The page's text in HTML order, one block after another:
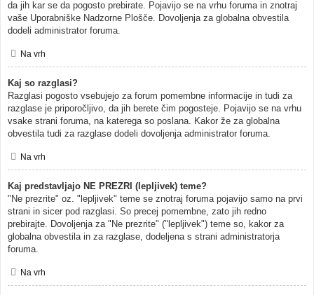
da jih kar se da pogosto prebirate. Pojavijo se na vrhu foruma in znotraj
vaše Uporabniške Nadzorne Plošče. Dovoljenja za globalna obvestila
dodeli administrator foruma.
Na vrh
Kaj so razglasi?
Razglasi pogosto vsebujejo za forum pomembne informacije in tudi za
razglase je priporočljivo, da jih berete čim pogosteje. Pojavijo se na vrhu
vsake strani foruma, na katerega so poslana. Kakor že za globalna
obvestila tudi za razglase dodeli dovoljenja administrator foruma.
Na vrh
Kaj predstavljajo NE PREZRI (lepljivek) teme?
"Ne prezrite" oz. "lepljivek" teme se znotraj foruma pojavijo samo na prvi
strani in sicer pod razglasi. So precej pomembne, zato jih redno
prebirajte. Dovoljenja za "Ne prezrite" ("lepljivek") teme so, kakor za
globalna obvestila in za razglase, dodeljena s strani administratorja
foruma.
Na vrh